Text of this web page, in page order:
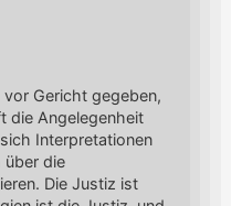
Gericht gegeben,
die Angelegenheit
Interpretationen
über die
Die Justiz ist